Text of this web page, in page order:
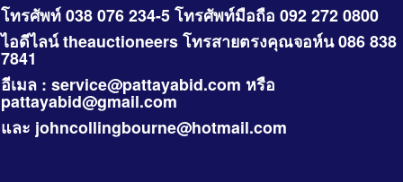
โทรศัพท์ 038 076 234-5 โทรศัพท์มือถือ 092 272 0800
ไอดีไลน์ theauctioneers โทรสายตรงคุณจอห์น 086 838
7841
อีเมล : service@pattayabid.com หรือ
pattayabid@gmail.com
และ johncollingbourne@hotmail.com